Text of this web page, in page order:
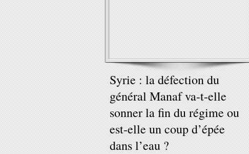
Syrie : la défection du
général Manaf va-t-elle
sonner la fin du régime ou
est-elle un coup d’épée
dans l’eau ?